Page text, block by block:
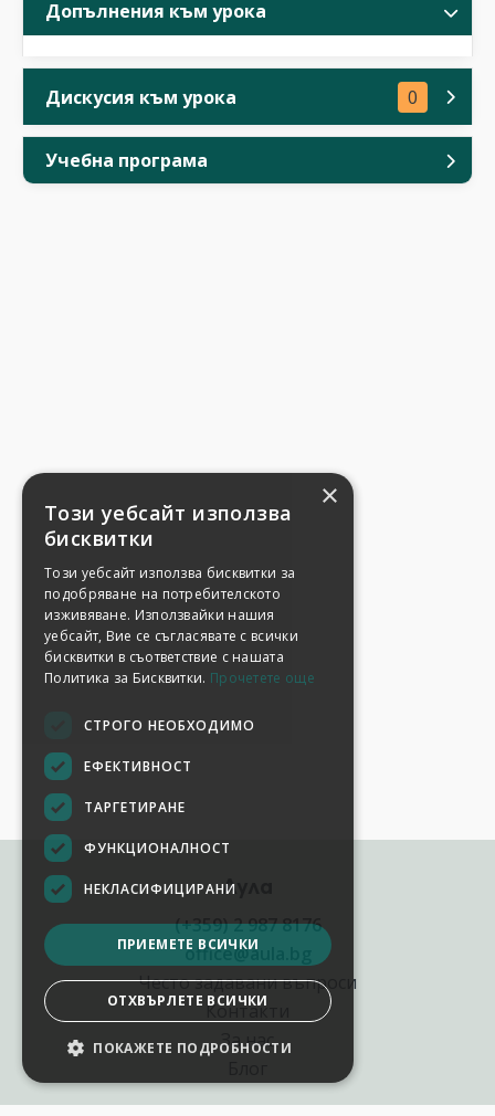
Допълнения към урока
Дискусия към урока 0
Учебна програма
Аула
(+359) 2 987 8176
office@aula.bg
Често задавани въпроси
Контакти
За нас
×
Този уебсайт използва
бисквитки
Този уебсайт използва бисквитки за
подобряване на потребителското
изживяване. Използвайки нашия
уебсайт, Вие се съгласявате с всички
бисквитки в съответствие с нашата
Политика за Бисквитки. Прочетете още
СТРОГО НЕОБХОДИМО
ЕФЕКТИВНОСТ
ТАРГЕТИРАНЕ
ФУНКЦИОНАЛНОСТ
НЕКЛАСИФИЦИРАНИ
ПРИЕМЕТЕ ВСИЧКИ
ОТХВЪРЛЕТЕ ВСИЧКИ
ПОКАЖЕТЕ ПОДРОБНОСТИ